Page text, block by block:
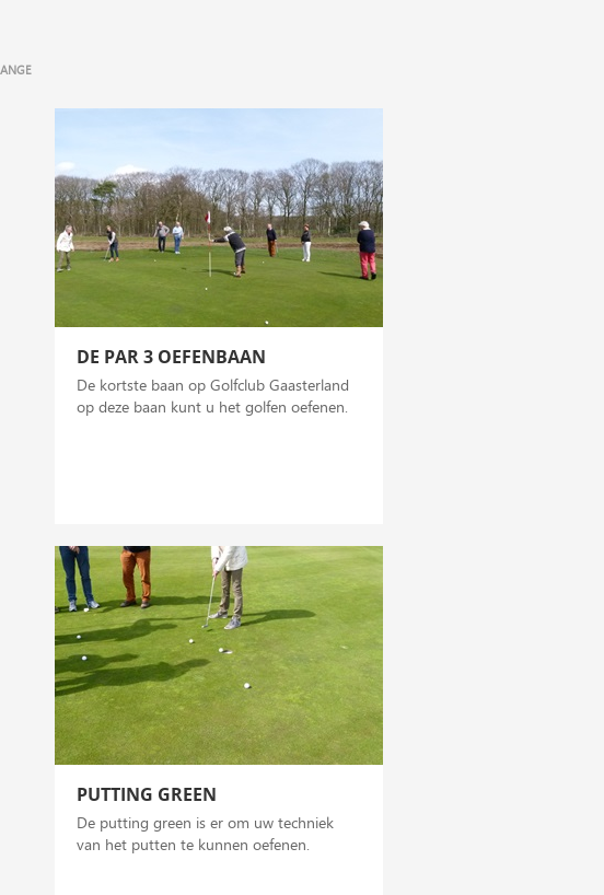
DE PAR 3 OEFENBAAN
De kortste baan op Golfclub Gaasterland
op deze baan kunt u het golfen oefenen.
PUTTING GREEN
De putting green is er om uw techniek
van het putten te kunnen oefenen.